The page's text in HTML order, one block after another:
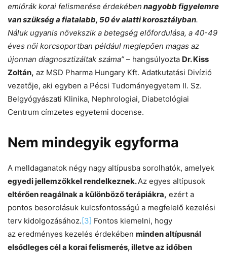
emlőrák korai felismerése érdekében nagyobb figyelemre
van szükség a fiatalabb, 50 év alatti korosztályban.
Náluk ugyanis növekszik a betegség előfordulása, a 40-49
éves női korcsoportban például meglepően magas az
újonnan diagnosztizáltak száma” – hangsúlyozta Dr. Kiss
Zoltán, az MSD Pharma Hungary Kft. Adatkutatási Divízió
vezetője, aki egyben a Pécsi Tudományegyetem II. Sz.
Belgyógyászati Klinika, Nephrologiai, Diabetológiai
Centrum címzetes egyetemi docense.
Nem mindegyik egyforma
A melldaganatok négy nagy altípusba sorolhatók, amelyek
egyedi jellemzőkkel rendelkeznek.Az egyes altípusok
eltérően reagálnak a különböző terápiákra, ezért a
pontos besorolásuk kulcsfontosságú a megfelelő kezelési
terv kidolgozásához. [3] Fontos kiemelni, hogy
az eredményes kezelés érdekében minden altípusnál
elsődleges cél a korai felismerés, illetve az időben